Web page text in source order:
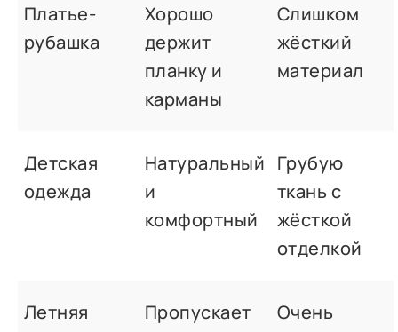
Платье-
рубашка
Хорошо
держит
планку и
карманы
Слишком
жёсткий
материал
Детская
одежда
Натуральный
и
комфортный
Грубую
ткань с
жёсткой
отделкой
Летняя
Пропускает
Очень